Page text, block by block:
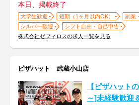
本日、掲載終了
大学生歓迎 短期（1ヶ月以内OK）
副業
シルバー歓迎
シフト自由・自己申告
株式会社ゼフィロスの求人一覧を見る
ピザハット 武蔵小山店
【ピザハット
～]未経験歓迎